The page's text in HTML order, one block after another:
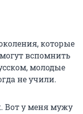
которые
вспомнить
молодые
не учили.
Вот у меня мужу